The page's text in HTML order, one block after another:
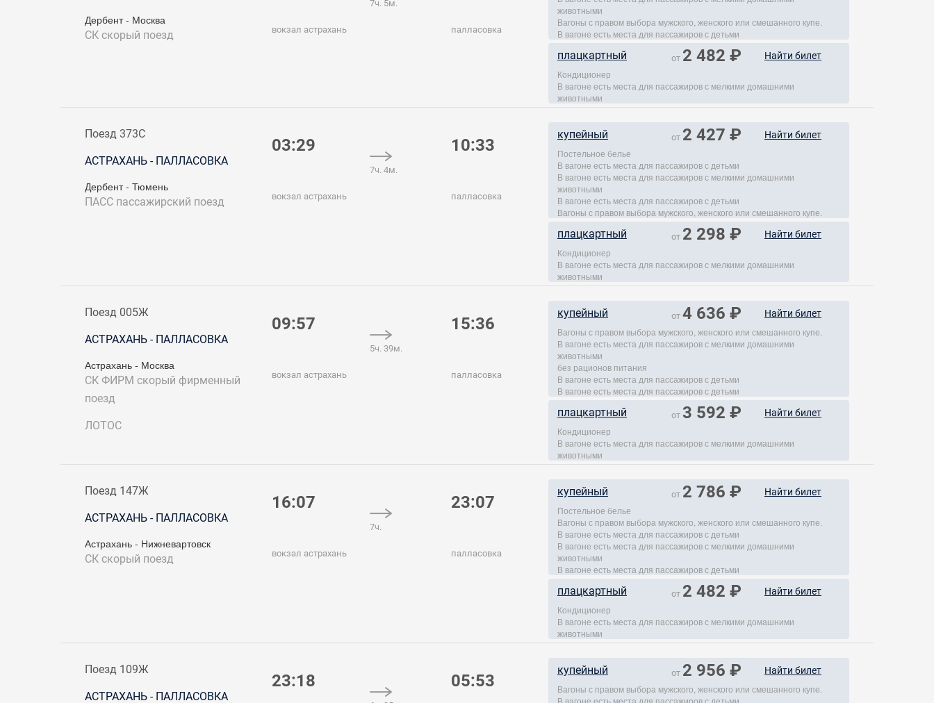
Дербент - Москва
СКскорый поезд вокзал астрахань
7ч. 5м.
палласовка
животными
Вагоны с правом выбора мужского, женского или смешанного купе.
В вагоне есть места для пассажиров с детьми
плацкартный от 2 482 ₽ Найти билет
Кондиционер
В вагоне есть места для пассажиров с мелкими домашними
животными
Поезд 373С
АСТРАХАНЬ - ПАЛЛАСОВКА
Дербент - Тюмень
ПАСС пассажирский поезд
03:29
вокзал астрахань
7ч. 4м.
10:33
палласовка
купейный от 2 427 ₽ Найти билет
Постельное белье
В вагоне есть места для пассажиров с детьми
В вагоне есть места для пассажиров с мелкими домашними
животными
В вагоне есть места для пассажиров с детьми
Вагоны с правом выбора мужского, женского или смешанного купе.
плацкартный от 2 298 ₽ Найти билет
Кондиционер
В вагоне есть места для пассажиров с мелкими домашними
животными
Поезд 005Ж
АСТРАХАНЬ - ПАЛЛАСОВКА
Астрахань - Москва
СК ФИРМскорый фирменный
поезд
ЛОТОС
09:57
вокзал астрахань
5ч. 39м.
15:36
палласовка
купейный от4 636 ₽ Найти билет
Вагоны с правом выбора мужского, женского или смешанного купе.
В вагоне есть места для пассажиров с мелкими домашними
животными
без рационов питания
В вагоне есть места для пассажиров с детьми
В вагоне есть места для пассажиров с детьми
плацкартный от3 592 ₽ Найти билет
Кондиционер
В вагоне есть места для пассажиров с мелкими домашними
животными
Поезд 147Ж
АСТРАХАНЬ - ПАЛЛАСОВКА
Астрахань - Нижневартовск
СКскорый поезд
16:07
вокзал астрахань
7ч.
23:07
палласовка
купейный от 2 786 ₽ Найти билет
Постельное белье
Вагоны с правом выбора мужского, женского или смешанного купе.
В вагоне есть места для пассажиров с детьми
В вагоне есть места для пассажиров с мелкими домашними
животными
В вагоне есть места для пассажиров с детьми
плацкартный от 2 482 ₽ Найти билет
Кондиционер
В вагоне есть места для пассажиров с мелкими домашними
животными
Поезд 109Ж
АСТРАХАНЬ - ПАЛЛАСОВКА
23:18 05:53
купейный от 2 956 ₽ Найти билет
Вагоны с правом выбора мужского, женского или смешанного купе.
В вагоне есть места для пассажиров с детьми